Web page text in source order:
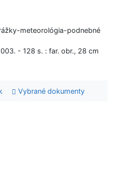
meteorológia-podnebné
- 128 s. : far. obr., 28 cm
Vybrané dokumenty